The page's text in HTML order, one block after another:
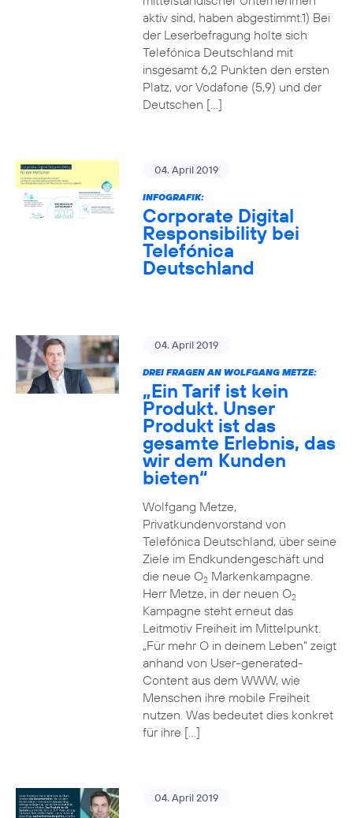
aktiv sind, haben abgestimmt.1) Bei
der Leserbefragung holte sich
Telefónica Deutschland mit
insgesamt 6,2 Punkten den ersten
Platz, vor Vodafone (5,9) und der
Deutschen […]
04. April 2019
INFOGRAFIK:
Corporate Digital
Responsibility bei
Telefónica
Deutschland
04. April 2019
DREI FRAGEN AN WOLFGANG METZE:
„Ein Tarif ist kein
Produkt. Unser
Produkt ist das
gesamte Erlebnis, das
wir dem Kunden
bieten“
Wolfgang Metze,
Privatkundenvorstand von
Telefónica Deutschland, über seine
Ziele im Endkundengeschäft und
die neue O2Markenkampagne.
Herr Metze, in der neuen O2
Kampagne steht erneut das
Leitmotiv Freiheit im Mittelpunkt.
„Für mehr O in deinem Leben“ zeigt
anhand von User-generated-
Content aus dem WWW, wie
Menschen ihre mobile Freiheit
nutzen. Was bedeutet dies konkret
für ihre […]
04. April 2019